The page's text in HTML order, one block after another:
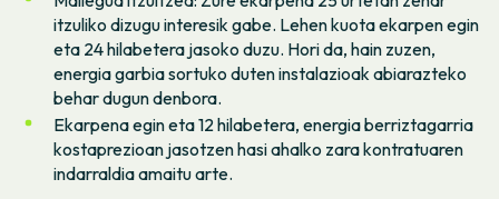
itzuliko dizugu interesik gabe. Lehen kuota ekarpen egin
eta 24 hilabetera jasoko duzu. Hori da, hain zuzen,
energia garbia sortuko duten instalazioak abiarazteko
behar dugun denbora.
Ekarpena egin eta 12 hilabetera, energia berriztagarria
kostaprezioan jasotzen hasi ahalko zara kontratuaren
indarraldia amaitu arte.